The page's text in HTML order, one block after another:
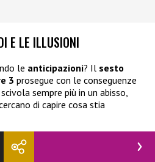
E LE ILLUSIONI
le anticipazioni? Il sesto
3 prosegue con le conseguenze
scivola sempre più in un abisso,
di capire cosa stia
ad essere minacciata dai suoi
intervenire personalmente per